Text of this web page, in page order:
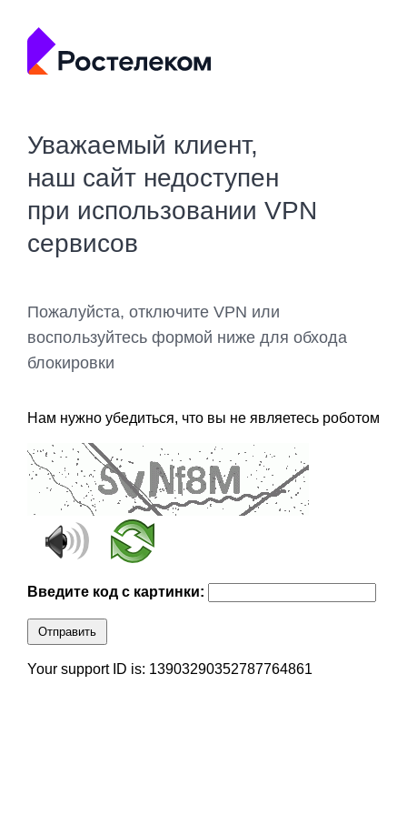
Уважаемый клиент,
наш сайт недоступен
при использовании VPN
сервисов
Пожалуйста, отключите VPN или
воспользуйтесь формой ниже для обхода
блокировки
Нам нужно убедиться, что вы не являетесь роботом
Введите код с картинки:
Отправить
Your support ID is: 13903290352787764861